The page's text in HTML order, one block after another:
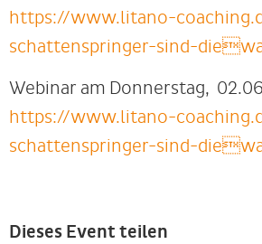
https://www.litano-
schattenspringer-sind-
Webinar am Donnerstag,
https://www.litano-
schattenspringer-sind-
Dieses Event teilen